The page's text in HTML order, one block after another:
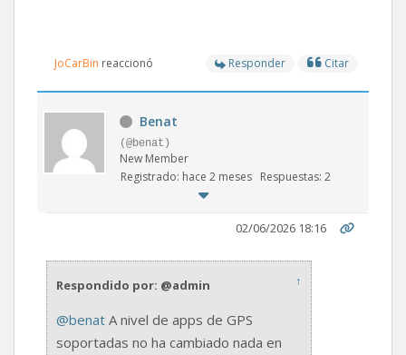
JoCarBin reaccionó Responder Citar
Benat
(@benat)
New Member
Registrado: hace 2 meses Respuestas: 2
02/06/2026 18:16
Respondido por: @admin ↑
@benat A nivel de apps de GPS
soportadas no ha cambiado nada en